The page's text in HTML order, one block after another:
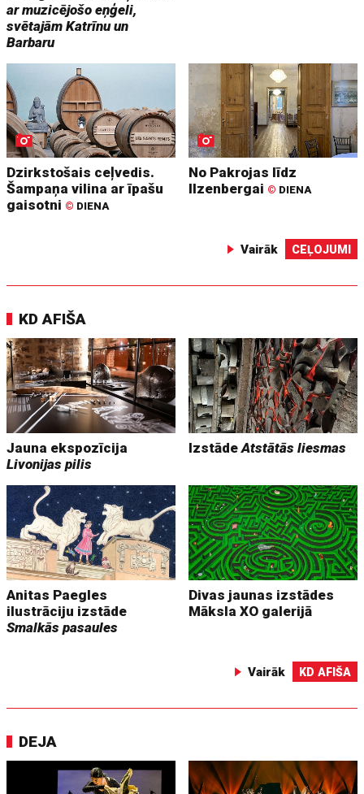
ar muzicējošo eņģeli,
svētajām Katrīnu un
Barbaru
Dzirkstošais ceļvedis.
Šampaņa vilina ar īpašu
gaisotni © DIENA
No Pakrojas līdz
Ilzenbergai © DIENA
Vairāk CEĻOJUMI
KD AFIŠA
Jauna ekspozīcija
Livonijas pilis
IzstādeAtstātās liesmas
Anitas Paegles
ilustrāciju izstāde
Smalkās pasaules
Divas jaunas izstādes
Māksla XO galerijā
Vairāk KD AFIŠA
DEJA